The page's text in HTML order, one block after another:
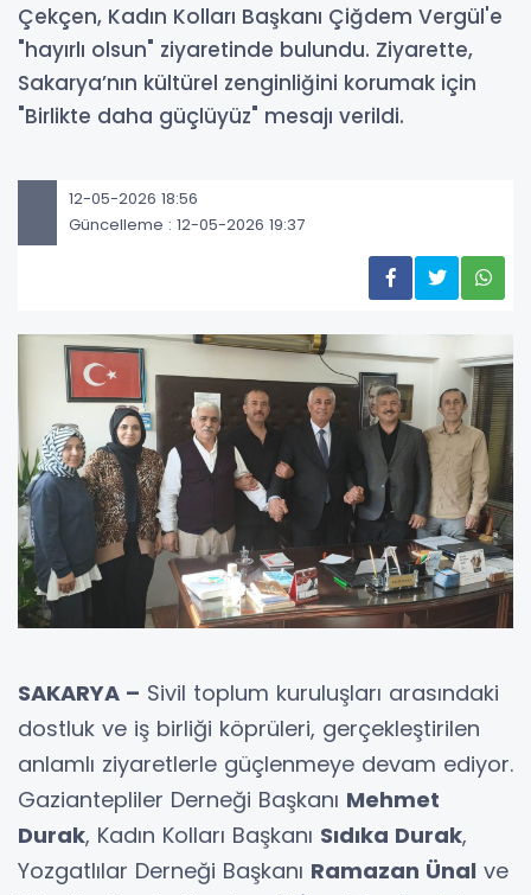
Çekçen, Kadın Kolları Başkanı Çiğdem Vergül'e
"hayırlı olsun" ziyaretinde bulundu. Ziyarette,
Sakarya’nın kültürel zenginliğini korumak için
"Birlikte daha güçlüyüz" mesajı verildi.
12-05-2026 18:56
Güncelleme : 12-05-2026 19:37
SAKARYA – Sivil toplum kuruluşları arasındaki
dostluk ve iş birliği köprüleri, gerçekleştirilen
anlamlı ziyaretlerle güçlenmeye devam ediyor.
Gaziantepliler Derneği Başkanı Mehmet
Durak, Kadın Kolları Başkanı Sıdıka Durak,
Yozgatlılar Derneği Başkanı Ramazan Ünal ve